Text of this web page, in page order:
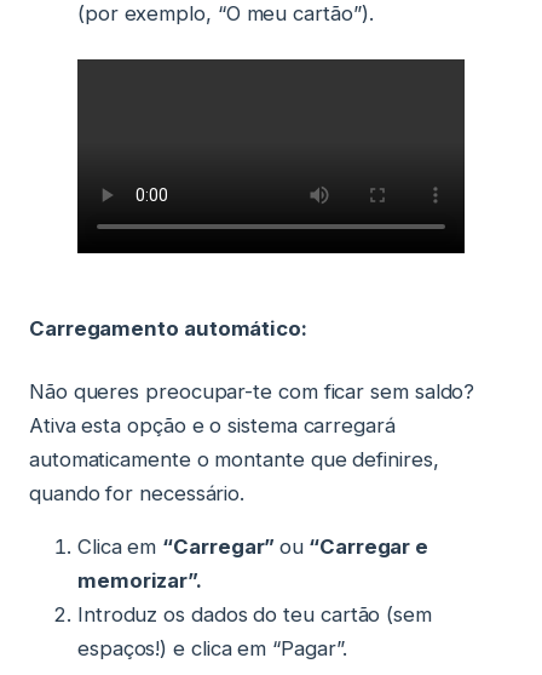
(por exemplo, “O meu cartão”).
Carregamento automático:
Não queres preocupar-te com ficar sem saldo?
Ativa esta opção e o sistema carregará
automaticamente o montante que definires,
quando for necessário.
Clica em “Carregar”ou “Carregar e
memorizar”.
Introduz os dados do teu cartão (sem
espaços!) e clica em “Pagar”.